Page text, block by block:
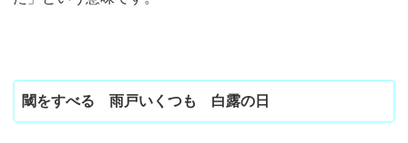
閾をすべる 雨戸いくつも 白露の日